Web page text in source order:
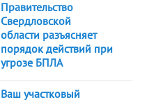
Правительство
Свердловской
области разъясняет
порядок действий при
угрозе БПЛА
Ваш участковый